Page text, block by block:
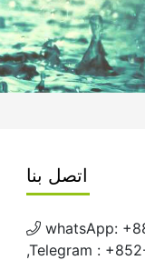
اتصل بنا
whatsApp:
,Telegram :